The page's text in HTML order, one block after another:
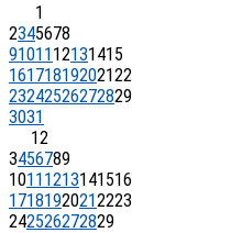
1
2345678
9101112131415
16171819202122
23242526272829
3031
12
3456789
10111213141516
17181920212223
242526272829